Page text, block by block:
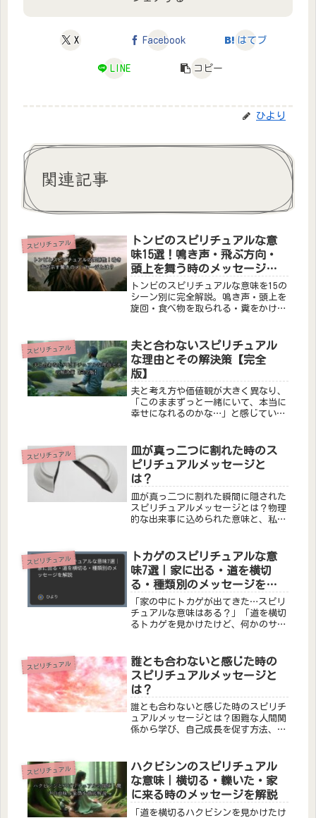
X Facebook はてブ
LINE コピー
ひより
関連記事
スピリチュアル
トンビのスピリチュアルな意
味15選！鳴き声・飛ぶ方向・
頭上を舞う時のメッセージを
完全解説
トンビのスピリチュアルな意味を15の
シーン別に完全解説。鳴き声・頭上を
旋回・食べ物を取られる・糞をかけら
りやすく紹介します。
スピリチュアル
夫と合わないスピリチュアル
な理由とその解決策【完全
版】
夫と考え方や価値観が大きく異なり、
「このままずっと一緒にいて、本当に
幸せになれるのかな…」と感じていま
意味があるのかもしれない」と、その
理由を知りたい方もいるでしょう。夫
婦...
スピリチュアル
皿が真っ二つに割れた時のス
ピリチュアルメッセージと
は？
皿が真っ二つに割れた瞬間に隠された
スピリチュアルメッセージとは？物理
的な出来事に込められた意味と、私た
スピリチュアル
トカゲのスピリチュアルな意
味7選｜家に出る・道を横切
る・種類別のメッセージを解
説
「家の中にトカゲが出てきた…スピリ
チュアルな意味はある？」「道を横切
るトカゲを見かけたけど、何かのサイ
る生き物とされています。古代から世
界各地でトカゲは霊的な意味を持つ存
在...
スピリチュアル
誰とも合わないと感じた時の
スピリチュアルメッセージと
は？
誰とも合わないと感じた時のスピリチ
ュアルメッセージとは？困難な人間関
係から学び、自己成長を促す方法、内
スピリチュアル
ハクビシンのスピリチュアル
な意味｜横切る・轢いた・家
に来る時のメッセージを解説
「道を横切るハクビシンを見かけたけ